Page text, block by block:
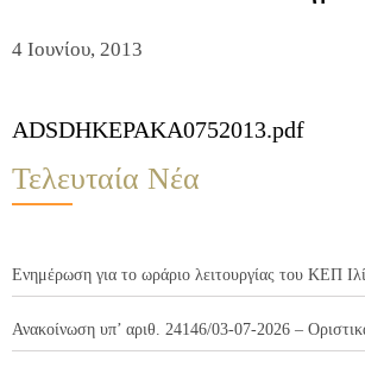
4 Ιουνίου, 2013
ADSDHKEPAKA0752013.pdf
Τελευταία Νέα
Ενημέρωση για το ωράριο λειτουργίας του ΚΕΠ
Ανακοίνωση υπ’ αριθ. 24146/03-07-2026 –